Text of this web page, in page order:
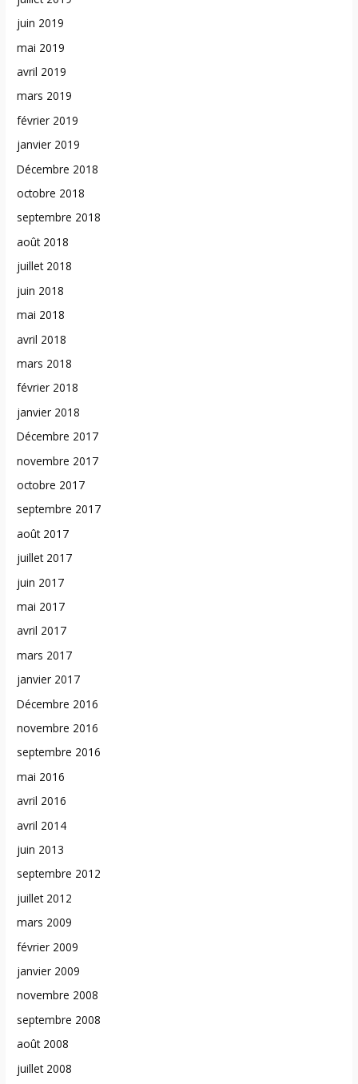
juin 2019
mai 2019
avril 2019
mars 2019
février 2019
janvier 2019
Décembre 2018
octobre 2018
septembre 2018
août 2018
juillet 2018
juin 2018
mai 2018
avril 2018
mars 2018
février 2018
janvier 2018
Décembre 2017
novembre 2017
octobre 2017
septembre 2017
août 2017
juillet 2017
juin 2017
mai 2017
avril 2017
mars 2017
janvier 2017
Décembre 2016
novembre 2016
septembre 2016
mai 2016
avril 2016
avril 2014
juin 2013
septembre 2012
juillet 2012
mars 2009
février 2009
janvier 2009
novembre 2008
septembre 2008
août 2008
juillet 2008